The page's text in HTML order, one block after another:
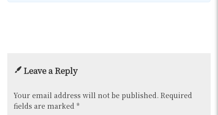
Leave a Reply
Your email address will not be published. Required
fields are marked *